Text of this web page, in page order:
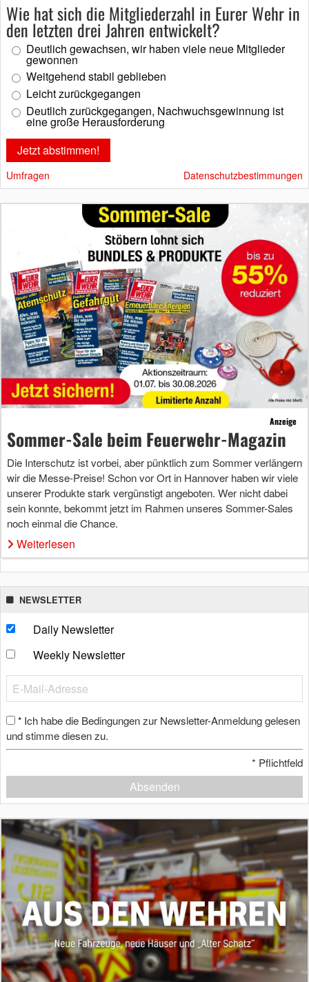
Wie hat sich die Mitgliederzahl in Eurer Wehr in
den letzten drei Jahren entwickelt?
Deutlich gewachsen, wir haben viele neue Mitglieder
gewonnen
Weitgehend stabil geblieben
Leicht zurückgegangen
Deutlich zurückgegangen, Nachwuchsgewinnung ist
eine große Herausforderung
Umfragen Datenschutzbestimmungen
Anzeige
Sommer-Sale beim Feuerwehr-Magazin
Die Interschutz ist vorbei, aber pünktlich zum Sommer verlängern
wir die Messe-Preise! Schon vor Ort in Hannover haben wir viele
unserer Produkte stark vergünstigt angeboten. Wer nicht dabei
sein konnte, bekommt jetzt im Rahmen unseres Sommer-Sales
noch einmal die Chance.
Weiterlesen
NEWSLETTER
Daily Newsletter
Weekly Newsletter
* Ich habe die Bedingungen zur Newsletter-Anmeldung gelesen
und stimme diesen zu.
* Pflichtfeld
Absenden